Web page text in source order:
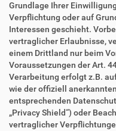
Grundlage Ihrer
Verpflichtung oder auf
Interessen geschieht.
vertraglicher Erlaubnisse,
einem Drittland nur beim
Voraussetzungen der Art.
Verarbeitung erfolgt z.B.
wie der offiziell
entsprechenden
„Privacy Shield“) oder
vertraglicher